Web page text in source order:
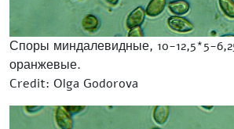
Споры миндалевидные, 10-12,5*5-
оранжевые.
Credit: Olga Godorova